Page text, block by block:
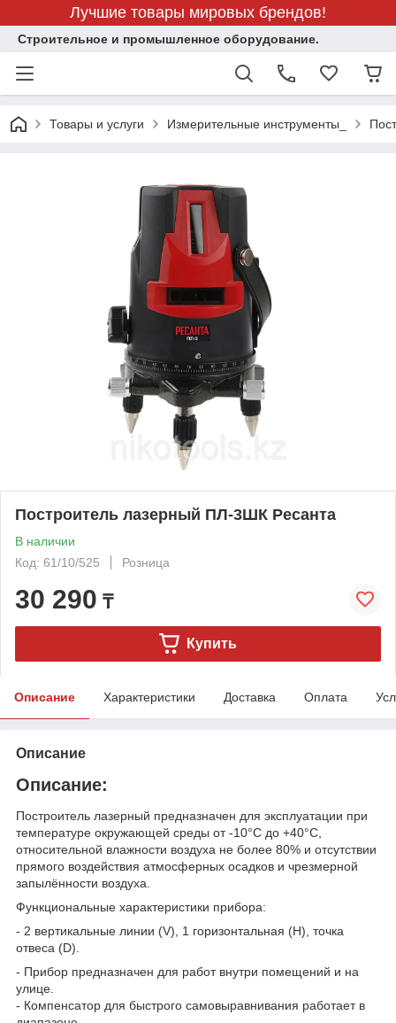
Лучшие товары мировых брендов!
Строительное и промышленное оборудование.
Товары и услуги Измерительные инструменты_
Построитель лазерный ПЛ-3ШК Ресанта
В наличии
Код: 61/10/525
Розница
30 290 ₸
Купить
Описание Характеристики Доставка Оплата
Описание
Описание:
Построитель лазерный предназначен для эксплуатации при
температуре окружающей среды от -10°С до +40°С,
относительной влажности воздуха не более 80% и отсутствии
прямого воздействия атмосферных осадков и чрезмерной
запылённости воздуха.
Функциональные характеристики прибора:
- 2 вертикальные линии (V), 1 горизонтальная (Н), точка
отвеса (D).
- Прибор предназначен для работ внутри помещений и на
улице.
- Компенсатор для быстрого самовыравнивания работает в